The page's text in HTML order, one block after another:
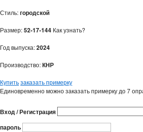
Стиль:городской
Размер:52-17-144 Как узнать?
Год выпуска:2024
Производство:КНР
Купитьзаказать примерку
Единовременно можно заказать примерку до 7
Вход / Регистрация
пароль